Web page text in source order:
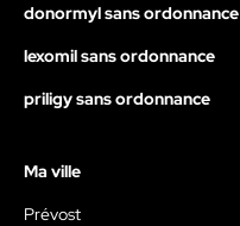
donormyl sans ordonnance
lexomil sans ordonnance
priligy sans ordonnance
Ma ville
Prévost